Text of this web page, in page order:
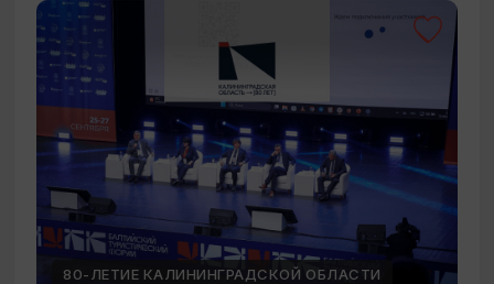
80-ЛЕТИЕ КАЛИНИНГРАДСКОЙ ОБЛАСТИ